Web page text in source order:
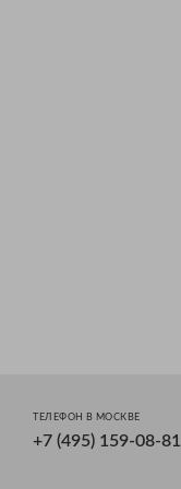
ТЕЛЕФОН В МОСКВЕ
+7 (495) 159-08-81